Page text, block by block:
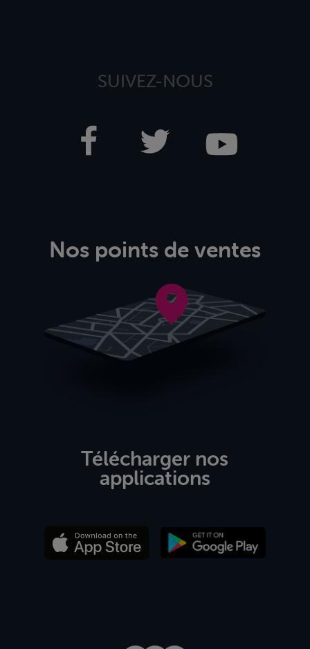
SUIVEZ-NOUS
Nos points de ventes
Télécharger nos
applications